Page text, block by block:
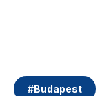
#Budapest